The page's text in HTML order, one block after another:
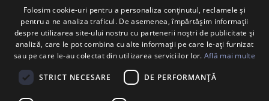
Folosim cookie-uri pentru a personaliza conținutul, reclamele și
pentru a ne analiza traficul. De asemenea, împărtășim informații
despre utilizarea site-ului nostru cu partenerii noștri de publicitate și
analiză, care le pot combina cu alte informații pe care le-ați furnizat
sau pe care le-au colectat din utilizarea serviciilor lor. Află mai multe
STRICT NECESARE DE PERFORMANȚĂ